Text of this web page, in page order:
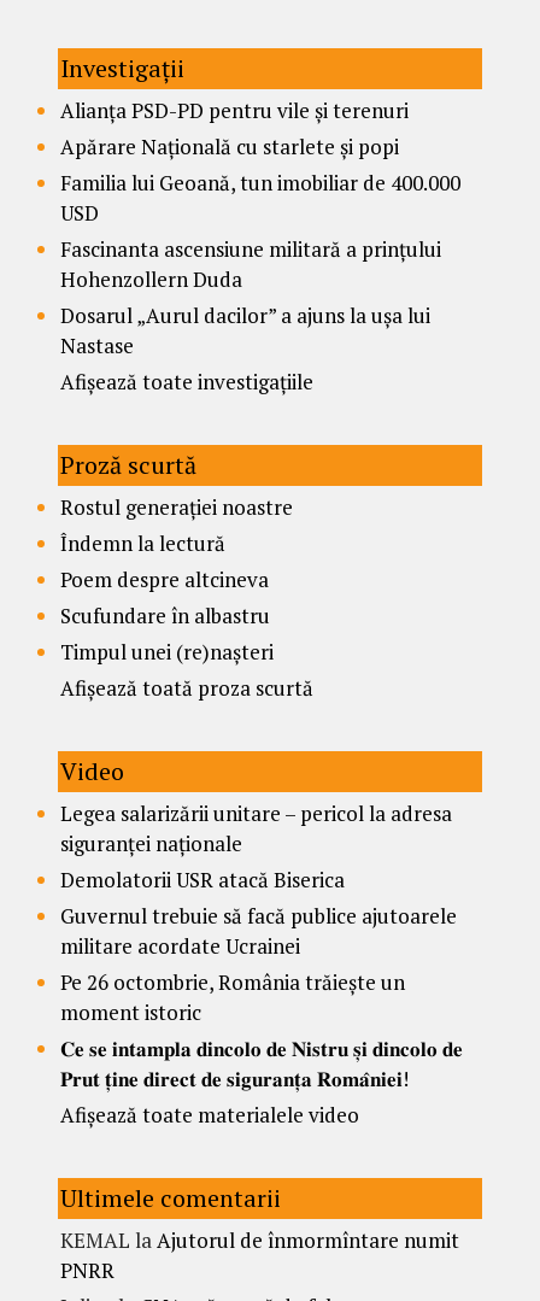
Investigații
Alianța PSD-PD pentru vile și terenuri
Apărare Națională cu starlete și popi
Familia lui Geoană, tun imobiliar de 400.000
USD
Fascinanta ascensiune militară a prințului
Hohenzollern Duda
Dosarul „Aurul dacilor” a ajuns la ușa lui
Nastase
Afișează toate investigațiile
Proză scurtă
Rostul generației noastre
Îndemn la lectură
Poem despre altcineva
Scufundare în albastru
Timpul unei (re)nașteri
Afișează toată proza scurtă
Video
Legea salarizării unitare – pericol la adresa
siguranței naționale
Demolatorii USR atacă Biserica
Guvernul trebuie să facă publice ajutoarele
militare acordate Ucrainei
Pe 26 octombrie, România trăiește un
moment istoric
𝐂𝐞 𝐬𝐞 𝐢𝐧𝐭𝐚𝐦𝐩𝐥𝐚 𝐝𝐢𝐧𝐜𝐨𝐥𝐨 𝐝𝐞 𝐍𝐢𝐬𝐭𝐫𝐮 𝐬̦𝐢 𝐝𝐢𝐧𝐜𝐨𝐥𝐨 𝐝𝐞
𝐏𝐫𝐮𝐭 𝐭̦𝐢𝐧𝐞 𝐝𝐢𝐫𝐞𝐜𝐭 𝐝𝐞 𝐬𝐢𝐠𝐮𝐫𝐚𝐧𝐭̦𝐚 𝐑𝐨𝐦𝐚̂𝐧𝐢𝐞𝐢!
Afișează toate materialele video
Ultimele comentarii
KEMAL laAjutorul de înmormîntare numit
PNRR